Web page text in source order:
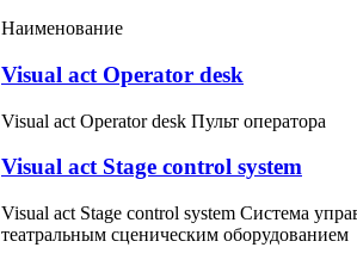
Наименование
Visual act Operator desk
Visual act Operator desk Пульт оператора
Visual act Stage control system
Visual act Stage control system Система
театральным сценическим оборудованием